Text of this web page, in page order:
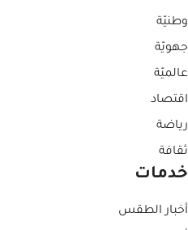
وطنيّة
جهويّة
عالميّة
اقتصاد
رياضة
ثقافة
خدمات
أخبار الطقس